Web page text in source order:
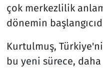
çok merkezlilik
dönemin
Kurtulmuş,
bu yeni sürece,